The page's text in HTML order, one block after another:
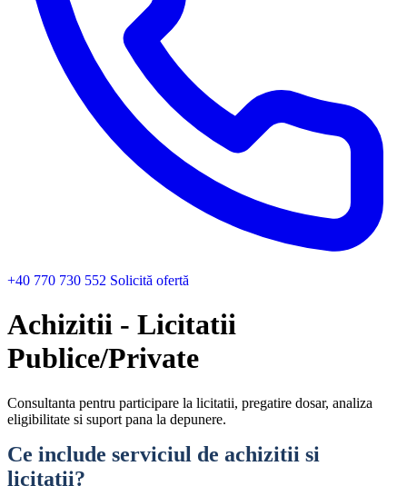
+40 770 730 552 Solicită ofertă
Achizitii - Licitatii
Publice/Private
Consultanta pentru participare la licitatii, pregatire dosar, analiza
eligibilitate si suport pana la depunere.
Ce include serviciul de achizitii si
licitatii?